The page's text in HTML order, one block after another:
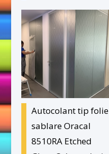
Autocolant tip folie
sablare Oracal
8510RA Etched